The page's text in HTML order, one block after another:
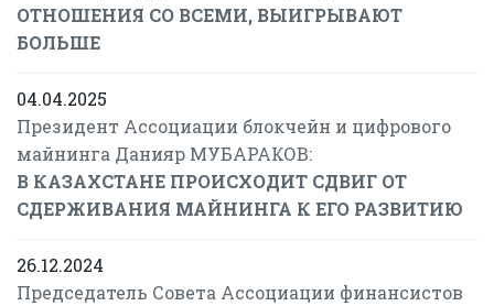
ОТНОШЕНИЯ СО ВСЕМИ, ВЫИГРЫВАЮТ
БОЛЬШЕ
04.04.2025
Президент Ассоциации блокчейн и цифрового
майнинга Данияр МУБАРАКОВ:
В КАЗАХСТАНЕ ПРОИСХОДИТ СДВИГ ОТ
СДЕРЖИВАНИЯ МАЙНИНГА К ЕГО РАЗВИТИЮ
26.12.2024
Председатель Совета Ассоциации финансистов